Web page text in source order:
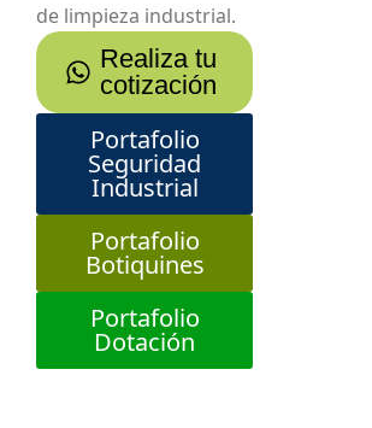
de limpieza industrial.
Realiza tu
cotización
Portafolio
Seguridad
Industrial
Portafolio
Botiquines
Portafolio
Dotación